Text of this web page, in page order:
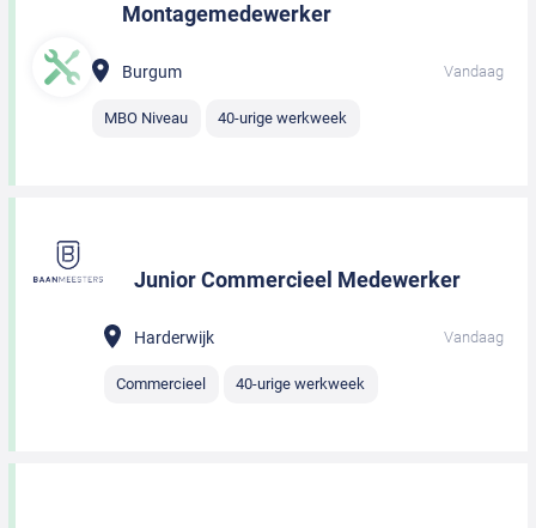
Montagemedewerker
Burgum Vandaag
MBO Niveau 40-urige werkweek
Junior Commercieel Medewerker
Harderwijk Vandaag
Commercieel 40-urige werkweek